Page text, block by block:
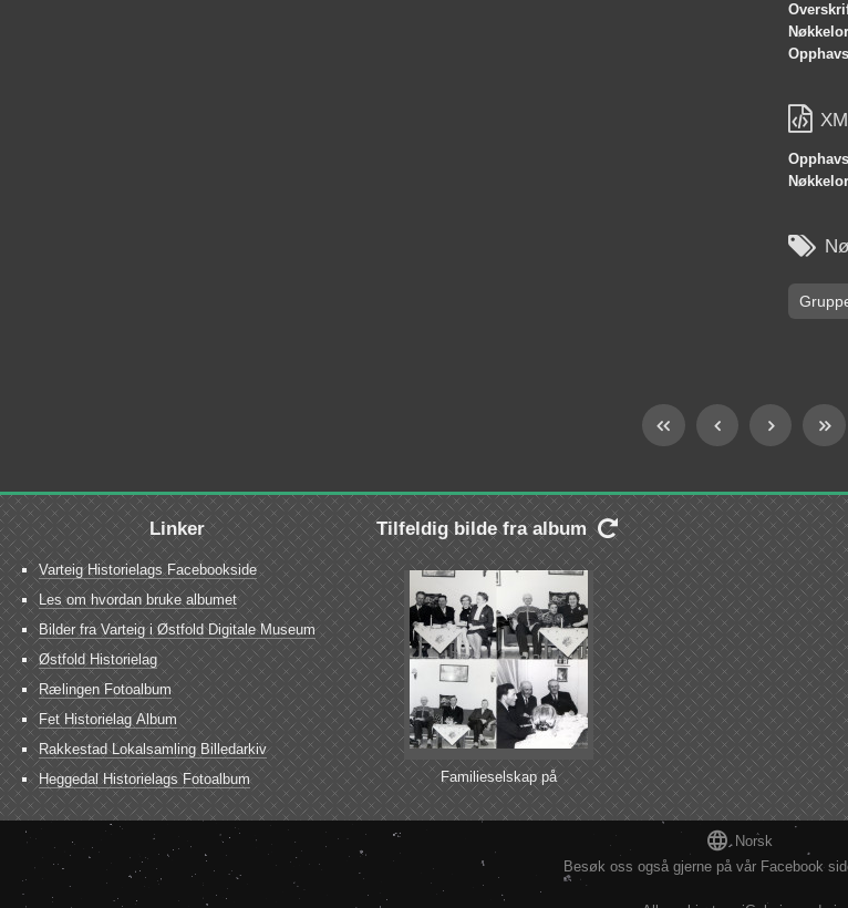


Linker
Varteig Historielags Facebookside
Les om hvordan bruke albumet
Bilder fra Varteig i Østfold Digitale Museum
Østfold Historielag
Rælingen Fotoalbum
Fet Historielag Album
Rakkestad Lokalsamling Billedarkiv
Heggedal Historielags Fotoalbum
Tilfeldig bilde fra album 
Familieselskap på
Strømneshaugen
 Norsk
Besøk oss også gjerne på vår Facebook